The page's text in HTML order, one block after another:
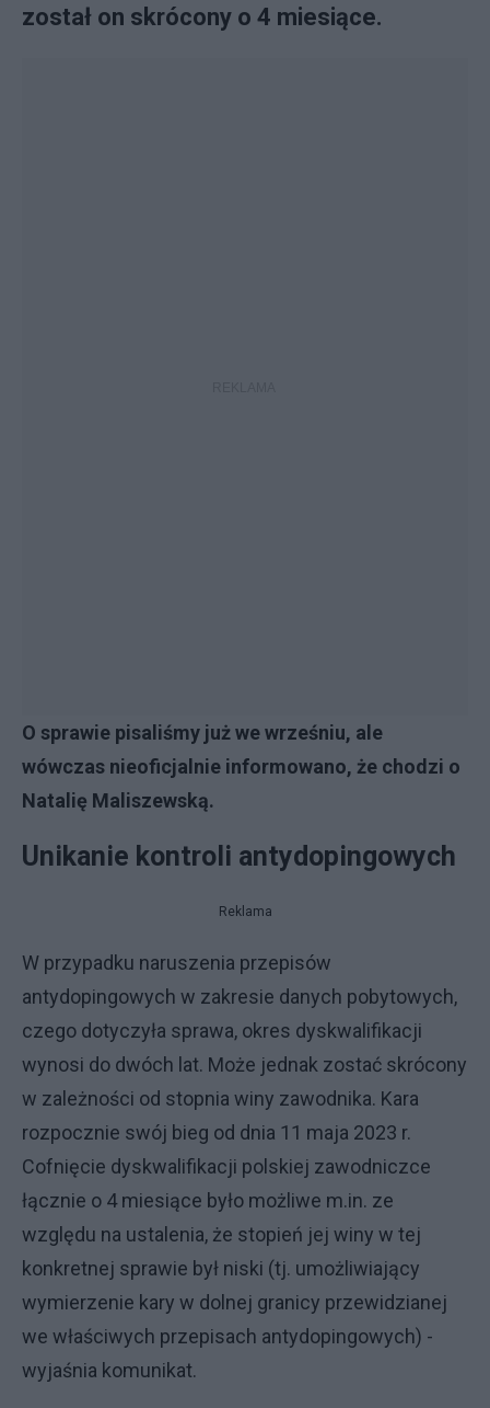
został on skrócony o 4 miesiące.
O sprawie pisaliśmy już we wrześniu, ale
wówczas nieoficjalnie informowano, że chodzi o
Natalię Maliszewską.
Unikanie kontroli antydopingowych
Reklama
W przypadku naruszenia przepisów
antydopingowych w zakresie danych pobytowych,
czego dotyczyła sprawa, okres dyskwalifikacji
wynosi do dwóch lat. Może jednak zostać skrócony
w zależności od stopnia winy zawodnika. Kara
rozpocznie swój bieg od dnia 11 maja 2023 r.
Cofnięcie dyskwalifikacji polskiej zawodniczce
łącznie o 4 miesiące było możliwe m.in. ze
względu na ustalenia, że stopień jej winy w tej
konkretnej sprawie był niski (tj. umożliwiający
wymierzenie kary w dolnej granicy przewidzianej
we właściwych przepisach antydopingowych) -
wyjaśnia komunikat.